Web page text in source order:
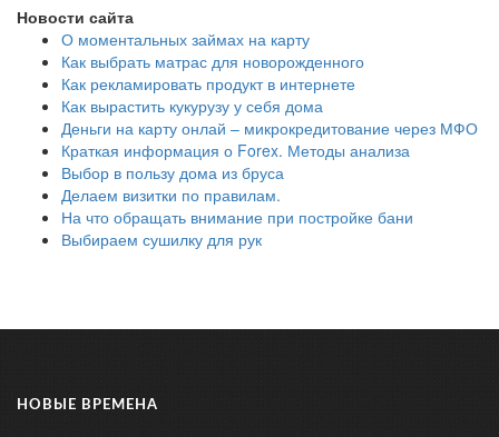
Новости сайта
О моментальных займах на карту
Как выбрать матрас для новорожденного
Как рекламировать продукт в интернете
Как вырастить кукурузу у себя дома
Деньги на карту онлай – микрокредитование через МФО
Краткая информация о Forex. Методы анализа
Выбор в пользу дома из бруса
Делаем визитки по правилам.
На что обращать внимание при постройке бани
Выбираем сушилку для рук
НОВЫЕ ВРЕМЕНА